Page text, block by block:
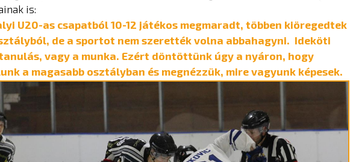
is:
U20-as csapatból 10-12 játékos megmaradt, többen kiöregedtek
de a sportot nem szerették volna abbahagyni. Ideköti
vagy a munka. Ezért döntöttünk úgy a nyáron, hogy
a magasabb osztályban és megnézzük, mire vagyunk képesek.